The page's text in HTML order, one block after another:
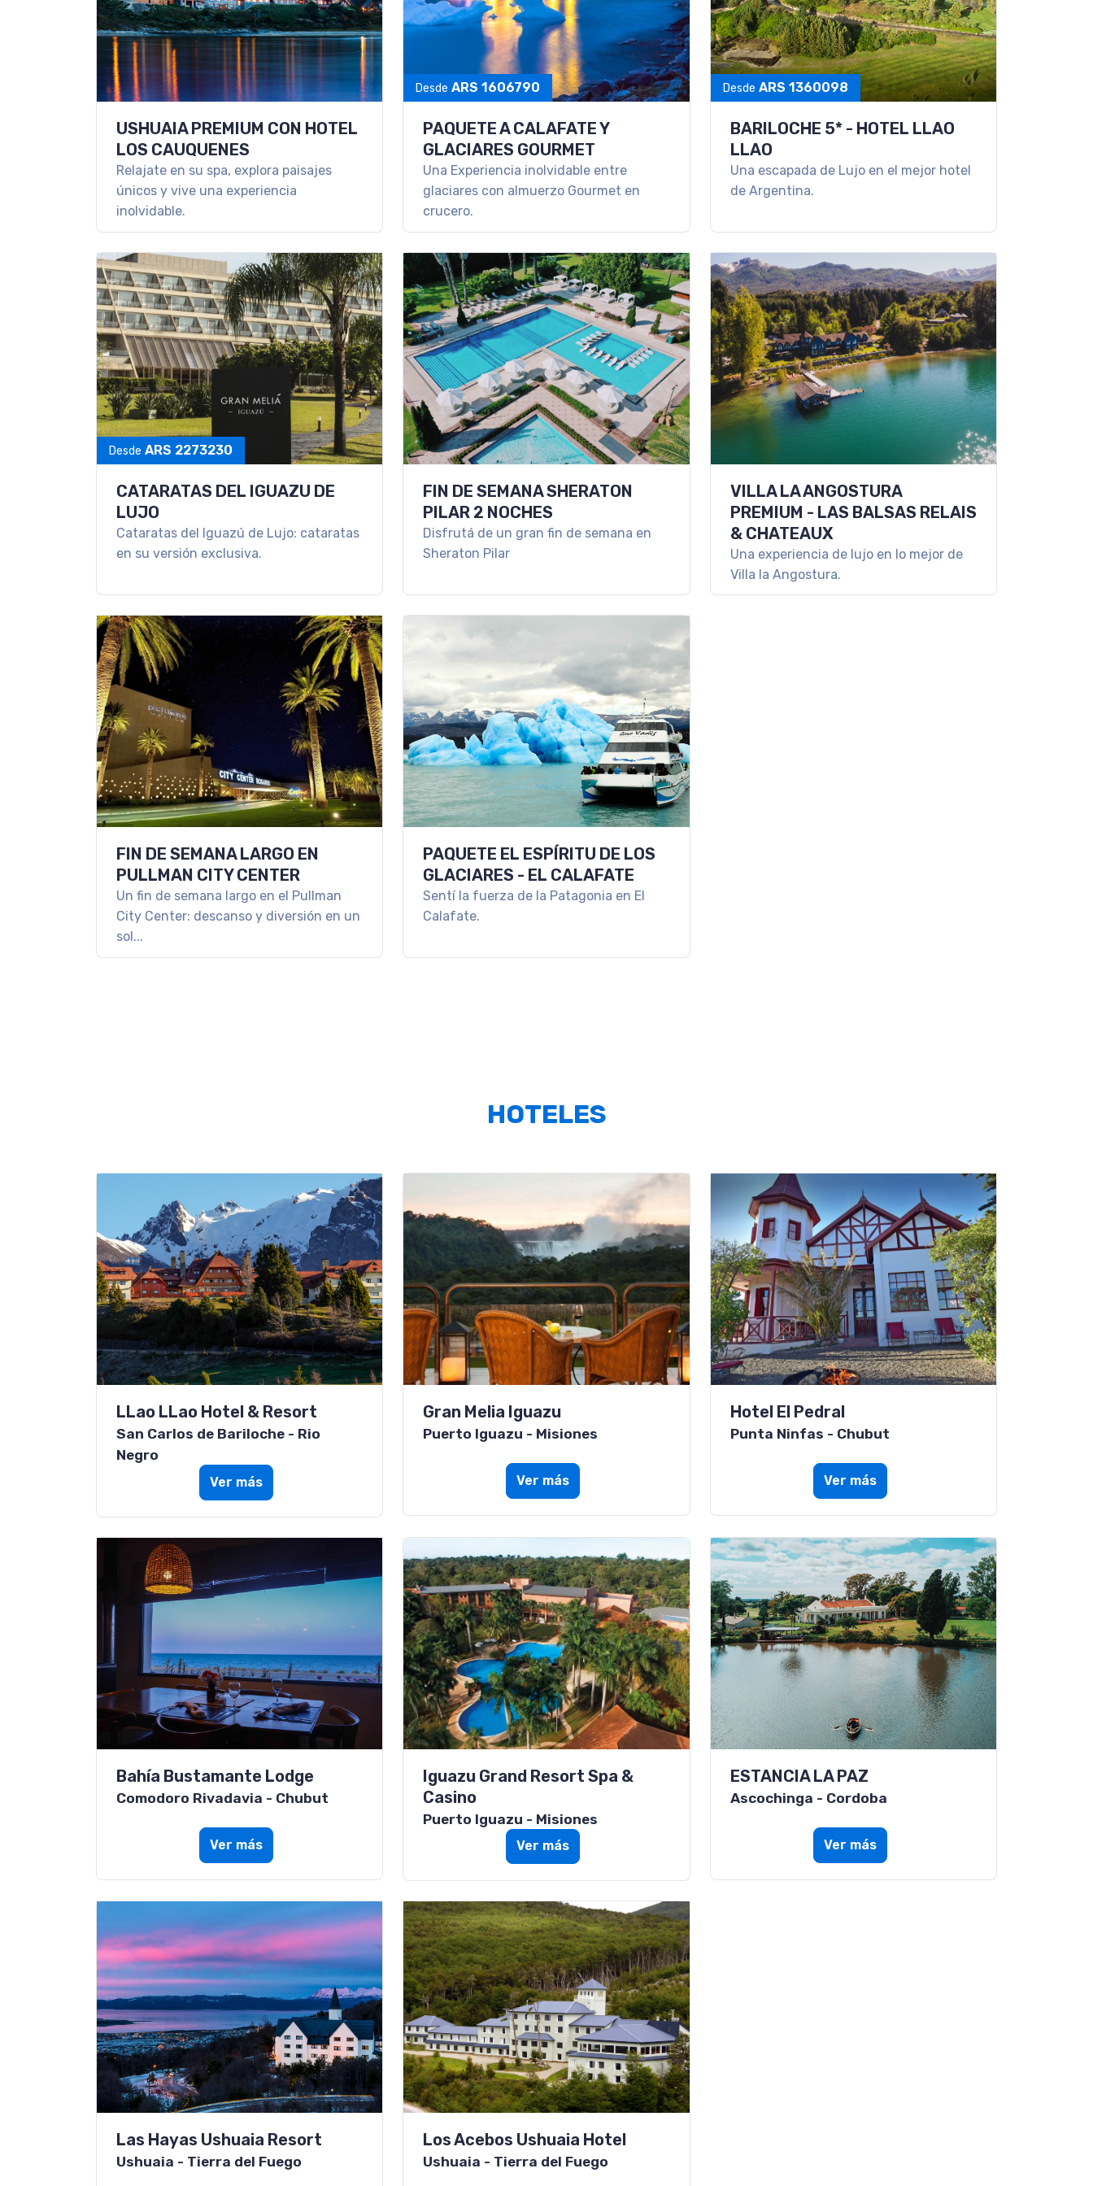
USHUAIA PREMIUM CON HOTEL
LOS CAUQUENES
Relajate en su spa, explora paisajes
únicos y vive una experiencia
inolvidable.
Desde ARS 1606790
PAQUETE A CALAFATE Y
GLACIARES GOURMET
Una Experiencia inolvidable entre
glaciares con almuerzo Gourmet en
crucero.
Desde ARS 1360098
BARILOCHE 5* - HOTEL LLAO
LLAO
Una escapada de Lujo en el mejor hotel
de Argentina.
Desde ARS 2273230
CATARATAS DEL IGUAZU DE
LUJO
Cataratas del Iguazú de Lujo: cataratas
en su versión exclusiva.
FIN DE SEMANA SHERATON
PILAR 2 NOCHES
Disfrutá de un gran fin de semana en
Sheraton Pilar
VILLA LA ANGOSTURA
PREMIUM - LAS BALSAS RELAIS
& CHATEAUX
Una experiencia de lujo en lo mejor de
Villa la Angostura.
FIN DE SEMANA LARGO EN
PULLMAN CITY CENTER
Un fin de semana largo en el Pullman
City Center: descanso y diversión en un
sol...
PAQUETE EL ESPÍRITU DE LOS
GLACIARES - EL CALAFATE
Sentí la fuerza de la Patagonia en El
Calafate.
HOTELES
LLao LLao Hotel & Resort
San Carlos de Bariloche - Rio
Negro
Ver más
Gran Melia Iguazu
Puerto Iguazu - Misiones
Ver más
Hotel El Pedral
Punta Ninfas - Chubut
Ver más
Bahía Bustamante Lodge
Comodoro Rivadavia - Chubut
Ver más
Iguazu Grand Resort Spa &
Casino
Puerto Iguazu - Misiones
Ver más
ESTANCIA LA PAZ
Ascochinga - Cordoba
Ver más
Las Hayas Ushuaia Resort
Ushuaia - Tierra del Fuego
Los Acebos Ushuaia Hotel
Ushuaia - Tierra del Fuego